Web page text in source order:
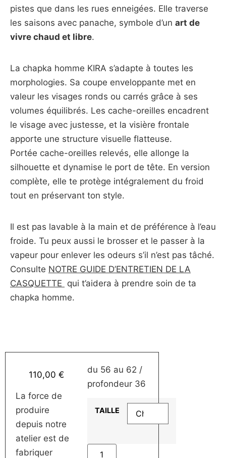
pistes que dans les rues enneigées. Elle traverse
les saisons avec panache, symbole d’un art de
vivre chaud et libre.
La chapka homme KIRA s’adapte à toutes les
morphologies. Sa coupe enveloppante met en
valeur les visages ronds ou carrés grâce à ses
volumes équilibrés. Les cache-oreilles encadrent
le visage avec justesse, et la visière frontale
apporte une structure visuelle flatteuse.
Portée cache-oreilles relevés, elle allonge la
silhouette et dynamise le port de tête. En version
complète, elle te protège intégralement du froid
tout en préservant ton style.
Il est pas lavable à la main et de préférence à l’eau
froide. Tu peux aussi le brosser et le passer à la
vapeur pour enlever les odeurs s’il n’est pas tâché.
Consulte NOTRE GUIDE D’ENTRETIEN DE LA
CASQUETTE qui t’aidera à prendre soin de ta
chapka homme.
110,00 €
La force de
produire
depuis notre
atelier est de
fabriquer
du 56 au 62 /
profondeur 36
TAILLE